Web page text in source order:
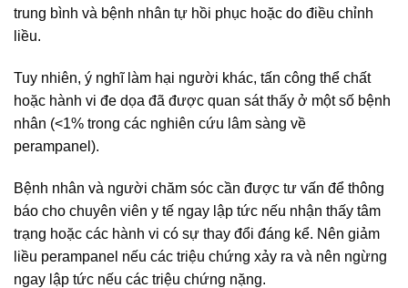
trung bình và bệnh nhân tự hồi phục hoặc do điều chỉnh
liều.
Tuy nhiên, ý nghĩ làm hại người khác, tấn công thể chất
hoặc hành vi đe dọa đã được quan sát thấy ở một số bệnh
nhân (<1% trong các nghiên cứu lâm sàng về
perampanel).
Bệnh nhân và người chăm sóc cần được tư vấn để thông
báo cho chuyên viên y tế ngay lập tức nếu nhận thấy tâm
trạng hoặc các hành vi có sự thay đổi đáng kể. Nên giảm
liều perampanel nếu các triệu chứng xảy ra và nên ngừng
ngay lập tức nếu các triệu chứng nặng.